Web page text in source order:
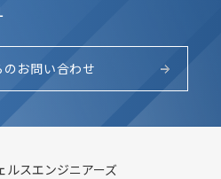
お問い合わせ
ルスエンジニアーズ